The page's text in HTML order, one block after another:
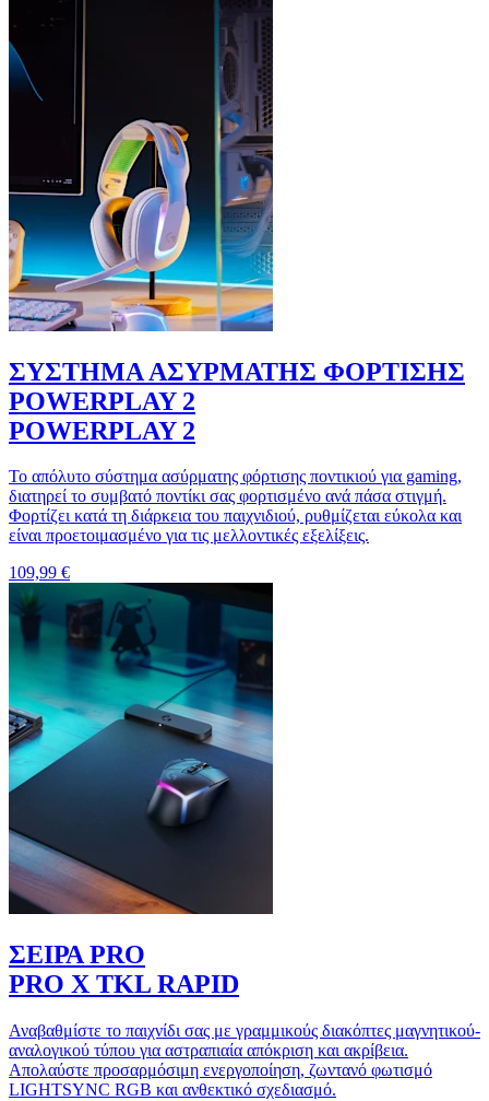
ΣΥΣΤΗΜΑ ΑΣΥΡΜΑΤΗΣ ΦΟΡΤΙΣΗΣ
POWERPLAY 2
POWERPLAY 2
Το απόλυτο σύστημα ασύρματης φόρτισης ποντικιού για gaming,
διατηρεί το συμβατό ποντίκι σας φορτισμένο ανά πάσα στιγμή.
Φορτίζει κατά τη διάρκεια του παιχνιδιού, ρυθμίζεται εύκολα και
είναι προετοιμασμένο για τις μελλοντικές εξελίξεις.
109,99 €
ΣΕΙΡΑ PRO
PRO X TKL RAPID
Αναβαθμίστε το παιχνίδι σας με γραμμικούς διακόπτες μαγνητικού-
αναλογικού τύπου για αστραπιαία απόκριση και ακρίβεια.
Απολαύστε προσαρμόσιμη ενεργοποίηση, ζωντανό φωτισμό
LIGHTSYNC RGB και ανθεκτικό σχεδιασμό.